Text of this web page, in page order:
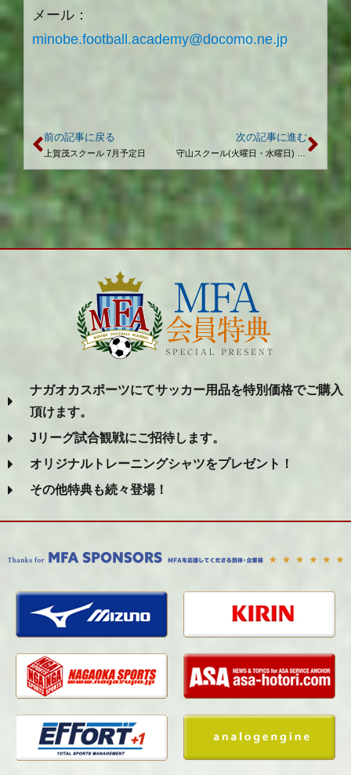
メール：
minobe.football.academy@docomo.ne.jp
前の記事に戻る
上賀茂スクール 7月予定日
次の記事に進む
ナガオカスポーツにてサッカー用品を特別価格でご購入
頂けます。
Jリーグ試合観戦にご招待します。
オリジナルトレーニングシャツをプレゼント！
その他特典も続々登場！